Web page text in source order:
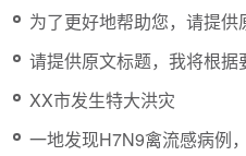
为了更好地帮助您，请提供
请提供原文标题，我将根据
XX市发生特大洪灾
一地发现H7N9禽流感病例